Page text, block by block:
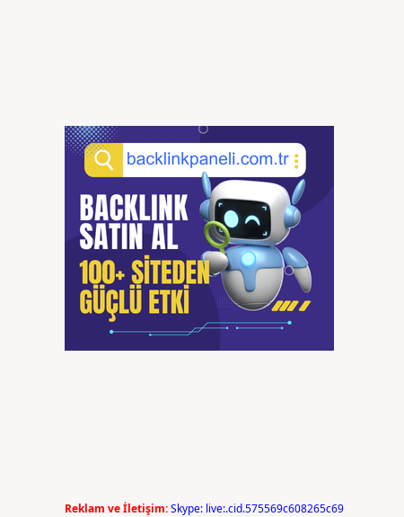
Reklam ve İletişim:Skype: live:.cid.575569c608265c69